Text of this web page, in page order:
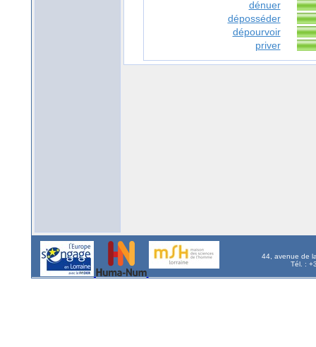
dénuer
déposséder
dépourvoir
priver
44, avenue de
Tél. :